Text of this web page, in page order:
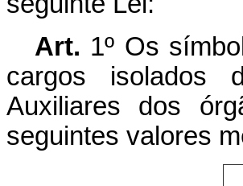
Art. 1º Os
cargos isolados
Auxiliares dos
seguintes valores